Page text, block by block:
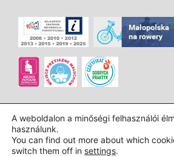
Tervezés és kivitelezés:InTechHouse.com
A weboldalon a minőségi felhasználói
használunk.
You can find out more about which
switch them off in settings.